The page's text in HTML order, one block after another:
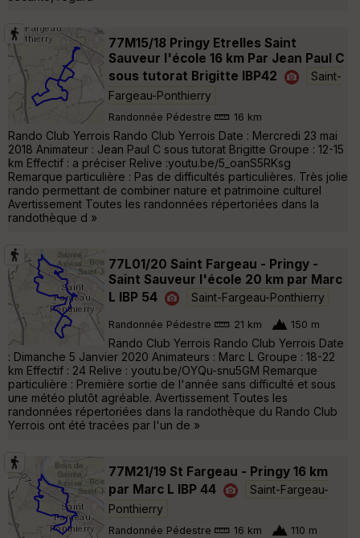
77M15/18 Pringy Etrelles Saint
Sauveur l'école 16 km Par Jean Paul C
sous tutorat Brigitte IBP42
Saint-
Fargeau-Ponthierry
Randonnée Pédestre 16 km
Rando Club Yerrois Rando Club Yerrois Date : Mercredi 23 mai
2018 Animateur : Jean Paul C sous tutorat Brigitte Groupe : 12-15
km Effectif : a préciser Relive :youtu.be/5_oanS5RKsg
Remarque particulière : Pas de difficultés particulières. Très jolie
rando permettant de combiner nature et patrimoine culturel
Avertissement Toutes les randonnées répertoriées dans la
randothèque d »
77L01/20 Saint Fargeau - Pringy -
Saint Sauveur l'école 20 km par Marc
L IBP 54
Saint-Fargeau-Ponthierry
Randonnée Pédestre 21 km 150 m
Rando Club Yerrois Rando Club Yerrois Date
: Dimanche 5 Janvier 2020 Animateurs : Marc L Groupe : 18-22
km Effectif : 24 Relive : youtu.be/OYQu-snu5GM Remarque
particulière : Première sortie de l'année sans difficulté et sous
une météo plutôt agréable. Avertissement Toutes les
randonnées répertoriées dans la randothèque du Rando Club
Yerrois ont été tracées par l'un de »
77M21/19 St Fargeau - Pringy 16 km
par Marc L IBP 44
Saint-Fargeau-
Ponthierry
Randonnée Pédestre 16 km 110 m